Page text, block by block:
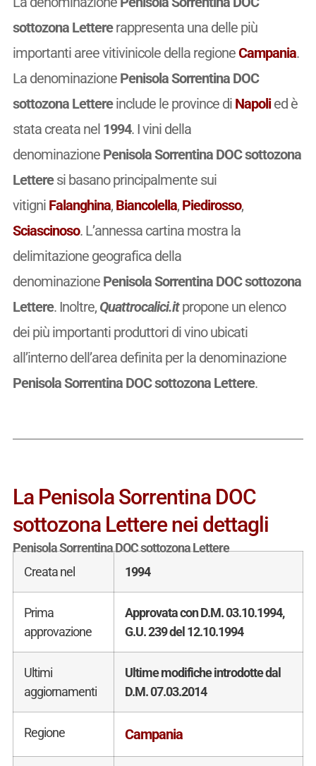
sottozona Lettererappresenta una delle più
importanti aree vitivinicole della regioneCampania.
La denominazione Penisola Sorrentina DOC
sottozona Lettereinclude le province di Napolied è
stata creata nel 1994. I vini della
denominazione Penisola Sorrentina DOC sottozona
Letteresi basano principalmente sui
vitigni Falanghina, Biancolella, Piedirosso,
Sciascinoso. L’annessa cartina mostra la
delimitazione geografica della
denominazione Penisola Sorrentina DOC sottozona
Lettere. Inoltre, Quattrocalici.itpropone un elenco
dei più importanti produttori di vino ubicati
all’interno dell’area definita per la denominazione
Penisola Sorrentina DOC sottozona Lettere.
La Penisola Sorrentina DOC
sottozona Lettere nei dettagli
Penisola Sorrentina DOC sottozona Lettere
Creata nel
1994
Prima
approvazione
Approvata con D.M. 03.10.1994,
G.U. 239 del 12.10.1994
Ultimi
aggiornamenti
Ultime modifiche introdotte dal
D.M. 07.03.2014
Regione Campania